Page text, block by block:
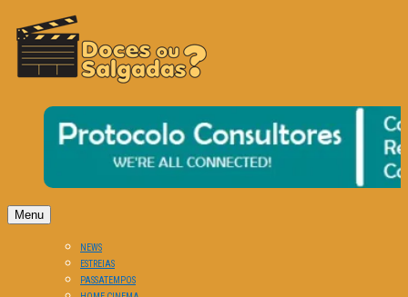
DOCES OU SALGADAS?
O Cinema? Uma Paixão!!
Menu
NEWS
ESTREIAS
PASSATEMPOS